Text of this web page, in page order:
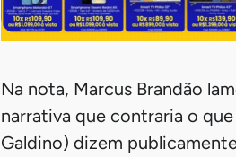
Na nota, Marcus Brandão
narrativa que contraria o
Galdino) dizem